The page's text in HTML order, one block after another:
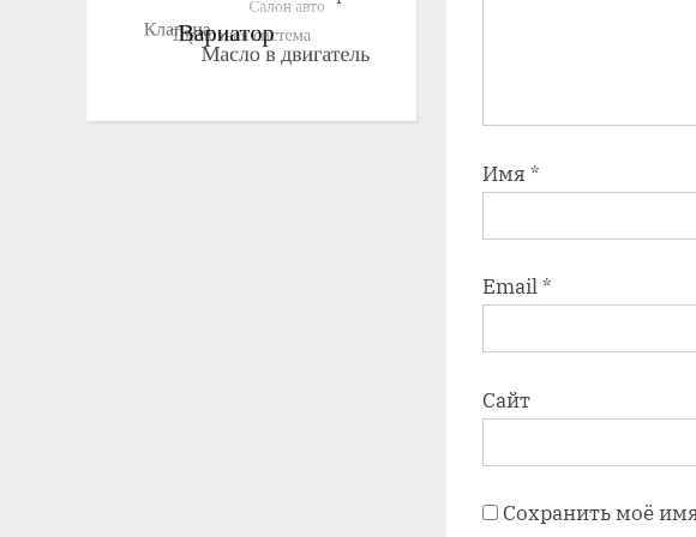
Имя *
Email*
Сайт
Сохранить моё